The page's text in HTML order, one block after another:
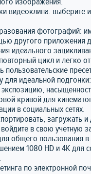
видеоклипа: выберите
фотографий:
другого приложения
идеального
цикл и легко
пользовательские
для идеальной
экспозицию,
кривой для
в социальных сетях.
загружать
в свою учетную
общего пользования
1080 HD и 4K для
по электронной